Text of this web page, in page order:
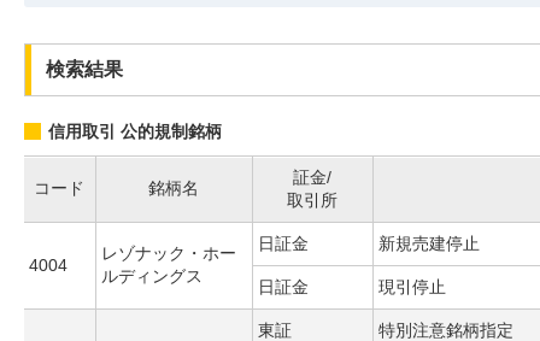
検索結果
信用取引 公的規制銘柄
コード 銘柄名
証金/
取引所
4004
レゾナック・ホー
ルディングス
日証金 新規売建停止
日証金 現引停止
東証 特別注意銘柄指定